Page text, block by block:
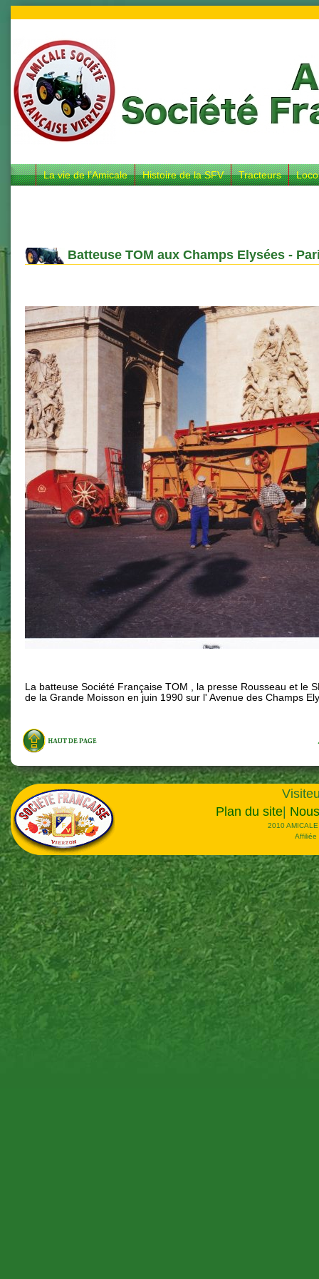
La vie de l’Amicale Histoire de la SFV Tracteurs
Batteuse TOM aux Champs Elysées -
La batteuse Société Française TOM , la presse Rousseau et le
de la Grande Moisson en juin 1990 sur l' Avenue des Champs
Plan du site|
2010
Affiliée